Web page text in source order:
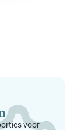
voor